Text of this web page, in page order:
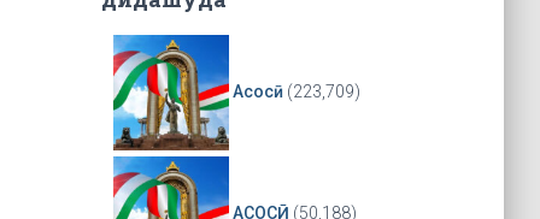
Асосӣ (223,709)
АСОСӢ (50,188)